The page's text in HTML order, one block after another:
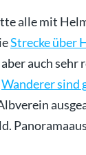
alle mit
Strecke über
auch
Wanderer sind